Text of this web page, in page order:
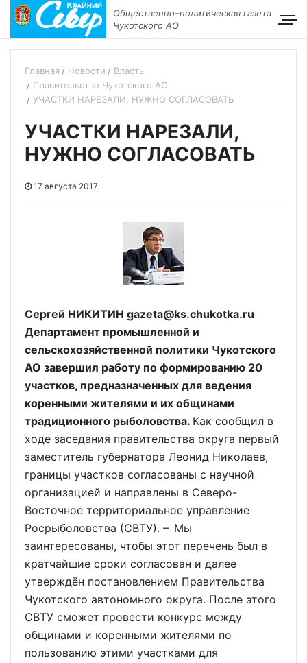
Общественно–политическая газета
Чукотского АО
Главная Новости
Власть
Правительство Чукотского АО
УЧАСТКИ НАРЕЗАЛИ, НУЖНО СОГЛАСОВАТЬ
УЧАСТКИ НАРЕЗАЛИ,
НУЖНО СОГЛАСОВАТЬ
17 августа 2017
Сергей НИКИТИН gazeta@ks.chukotka.ru
Департамент промышленной и
сельскохозяйственной политики Чукотского
АО завершил работу по формированию 20
участков, предназначенных для ведения
коренными жителями и их общинами
традиционного рыболовства. Как сообщил в
ходе заседания правительства округа первый
заместитель губернатора Леонид Николаев,
границы участков согласованы c научной
организацией и направлены в Северо-
Восточное территориальное управление
Росрыболовства (СВТУ). – Мы
заинтересованы, чтобы этот перечень был в
кратчайшие сроки согласован и далее
утверждён постановлением Правительства
Чукотского автономного округа. После этого
СВТУ сможет провести конкурс между
общинами и коренными жителями по
пользованию этими участками для